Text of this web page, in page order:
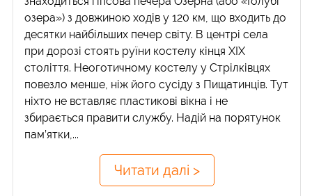
озера») з довжиною ходів у 120 км, що входить до
десятки найбільших печер світу. В центрі села
при дорозі стоять руїни костелу кінця ХІХ
століття. Неоготичному костелу у Стрілківцях
повезло менше, ніж його сусіду з Пищатинців. Тут
ніхто не вставляє пластикові вікна і не
збирається правити службу. Надій на порятунок
пам’ятки,...
Читати далі >